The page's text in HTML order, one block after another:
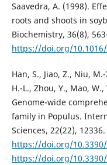
Saavedra, A. (1998).
roots and shoots in
Biochemistry, 36(8),
https://doi.org/10.1016/
Han, S., Jiao, Z., Niu,
H.-L., Zhou, Y., Mao,
Genome-wide
family in Populus.
Sciences, 22(22), 12336.
https://doi.org/
https://doi.org/